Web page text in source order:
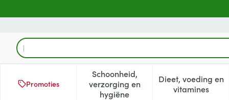
Product, merk, categorie...
Promoties
Schoonheid,
verzorging en
hygiëne
Toon submenu voor
Dieet, voeding en
vitamines
Toon